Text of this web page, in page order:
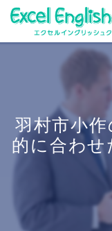
羽村市小
的に合わ